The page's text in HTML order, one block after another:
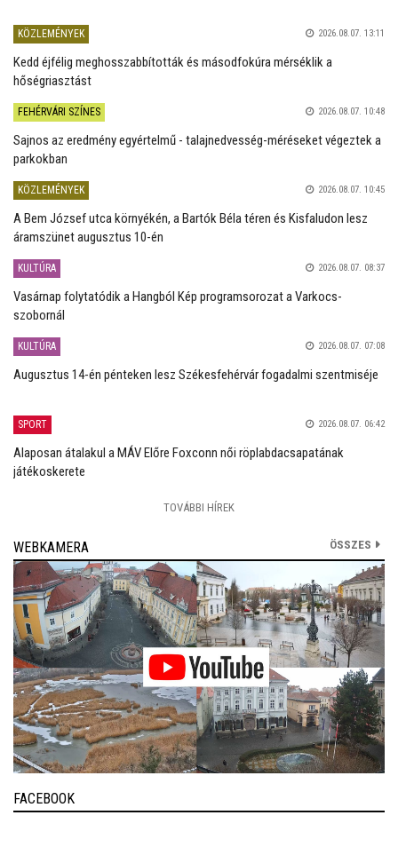
KÖZLEMÉNYEK 2026.08.07. 13:11
Kedd éjfélig meghosszabbították és másodfokúra mérséklik a
hőségriasztást
FEHÉRVÁRI SZÍNES 2026.08.07. 10:48
Sajnos az eredmény egyértelmű - talajnedvesség-méréseket végeztek a
parkokban
KÖZLEMÉNYEK 2026.08.07. 10:45
A Bem József utca környékén, a Bartók Béla téren és Kisfaludon lesz
áramszünet augusztus 10-én
KULTÚRA 2026.08.07. 08:37
Vasárnap folytatódik a Hangból Kép programsorozat a Varkocs-
szobornál
KULTÚRA 2026.08.07. 07:08
Augusztus 14-én pénteken lesz Székesfehérvár fogadalmi szentmiséje
SPORT 2026.08.07. 06:42
Alaposan átalakul a MÁV Előre Foxconn női röplabdacsapatának
játékoskerete
TOVÁBBI HÍREK
WEBKAMERA ÖSSZES
FACEBOOK